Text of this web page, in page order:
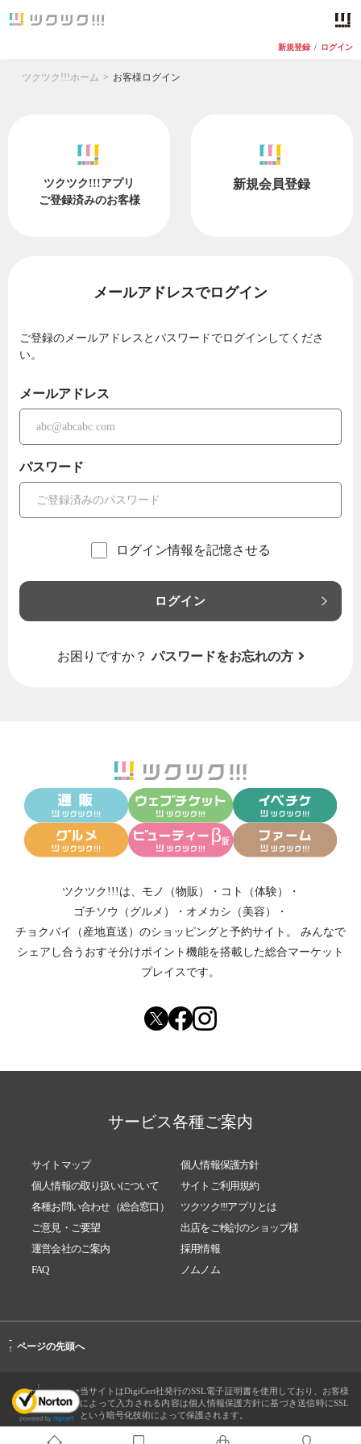
新規登録 / ログイン
ツクツク!!!ホーム お客様ログイン
ツクツク!!!アプリ
ご登録済みのお客様
新規会員登録
メールアドレスでログイン
ご登録のメールアドレスとパスワードでログインしてくださ
い。
メールアドレス
パスワード
ログイン情報を記憶させる
ログイン
お困りですか？ パスワードをお忘れの方
ツクツク!!!は、 モノ（物販） ・ コト（体験）
・
ゴチソウ（グルメ）
・ オメカシ（美容）
・
チョクバイ（産地直送） のショッピングと予約サイト。
みんなで
シェアし合う おすそ分けポイント機能を搭載した総合マーケット
プレイスです。
サービス各種ご案内
サイトマップ
個人情報保護方針
個人情報の取り扱いについて
サイトご利用規約
各種お問い合わせ（総合窓口）
ツクツク!!!アプリとは
ご意見・ご要望
出店をご検討のショップ様
運営会社のご案内
採用情報
FAQ
ノムノム
-
↑ ページの先頭へ
当サイトはDigiCert社発行のSSL電子証明書を使用しており、お客様
によって入力される内容は個人情報保護方針に基づき送信時にSSL
という暗号化技術によって保護されます。